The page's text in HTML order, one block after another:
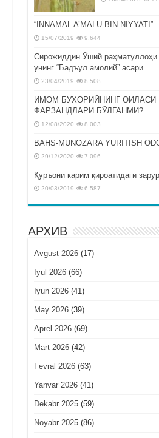
“INNAMAL A’MALU BIN NIYYATI”
15/07/2019 9,644
Сирожиддин Ўший раҳматуллоҳи
унинг “Бадъул амолий” асари
23/04/2019 8,508
ИМОМ БУХОРИЙНИНГ ОИЛАСИ
ФАРЗАНДЛАРИ БЎЛГАНМИ?
12/08/2020 8,003
BAHS-MUNOZARA YURITISH
29/12/2020 7,096
Қуръони карим қироатидаги
20/03/2019 6,587
АРХИВ
Avgust 2026(17)
Iyul 2026(66)
Iyun 2026(41)
May 2026(39)
Aprel 2026(69)
Mart 2026(42)
Fevral 2026(63)
Yanvar 2026(41)
Dekabr 2025(59)
Noyabr 2025(86)